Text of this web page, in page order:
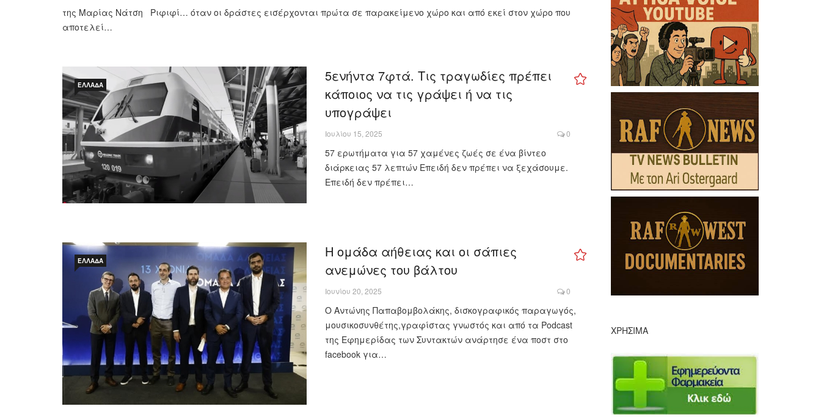
της Μαρίας Νάτση Ριφιφί… όταν οι δράστες εισέρχονται πρώτα σε παρακείμενο χώρο και από εκεί στον χώρο που
αποτελεί…
ΕΛΛΆΔΑ
5ενήντα 7φτά. Τις τραγωδίες πρέπει
κάποιος να τις γράψει ή να τις
υπογράψει
Ιουλίου 15, 2025 0
57 ερωτήματα για 57 χαμένες ζωές σε ένα βίντεο
διάρκειας 57 λεπτών Επειδή δεν πρέπει να ξεχάσουμε.
Επειδή δεν πρέπει…
ΕΛΛΆΔΑ
Η ομάδα αήθειας και οι σάπιες
ανεμώνες του βάλτου
Ιουνίου 20, 2025 0
Ο Αντώνης Παπαβομβολάκης, δισκογραφικός παραγωγός,
μουσικοσυνθέτης,γραφίστας γνωστός και από τα Podcast
της Εφημερίδας των Συντακτών ανάρτησε ένα ποστ στο
facebook για…
ΧΡΉΣΙΜΑ